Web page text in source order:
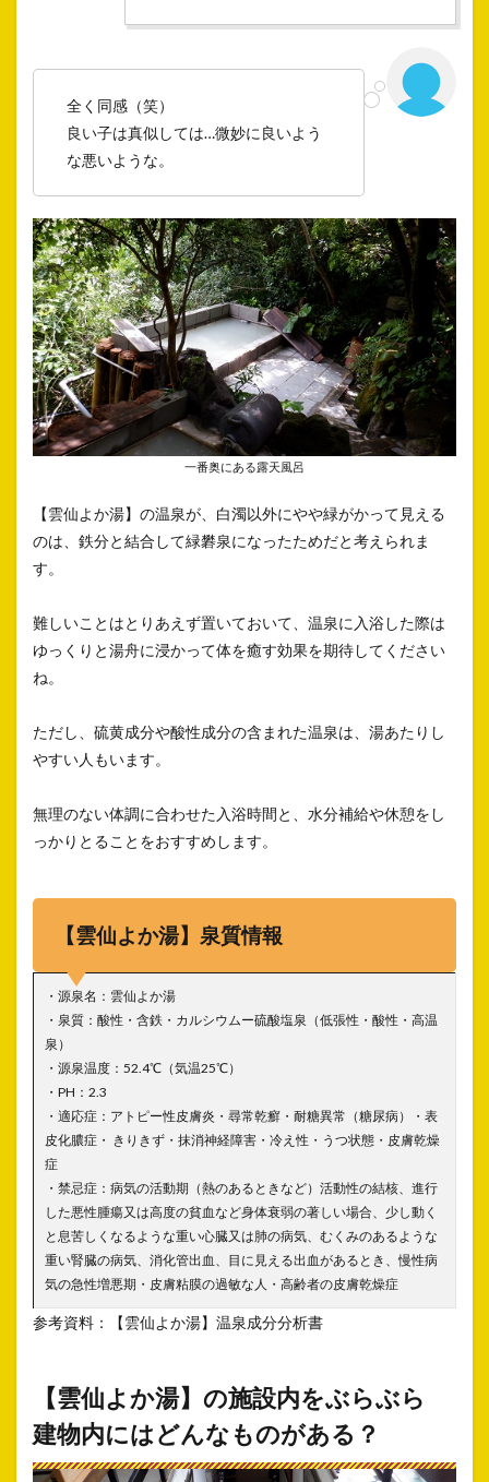
全く同感（笑）
良い子は真似しては…微妙に良いよう
な悪いような。
一番奥にある露天風呂
【雲仙よか湯】の温泉が、白濁以外にやや緑がかって見える
のは、鉄分と結合して緑礬泉になったためだと考えられま
す。
難しいことはとりあえず置いておいて、温泉に入浴した際は
ゆっくりと湯舟に浸かって体を癒す効果を期待してください
ね。
ただし、硫黄成分や酸性成分の含まれた温泉は、湯あたりし
やすい人もいます。
無理のない体調に合わせた入浴時間と、水分補給や休憩をし
っかりとることをおすすめします。
【雲仙よか湯】泉質情報
・源泉名：雲仙よか湯
・泉質：酸性・含鉄・カルシウムー硫酸塩泉（低張性・酸性・高温
泉）
・源泉温度：52.4℃（気温25℃）
・PH：2.3
・適応症：アトピー性皮膚炎・尋常乾癬・耐糖異常（糖尿病）・表
皮化膿症・ きりきず・抹消神経障害・冷え性・うつ状態・皮膚乾燥
症
・禁忌症：病気の活動期（熱のあるときなど）活動性の結核、進行
した悪性腫瘍又は高度の貧血など身体衰弱の著しい場合、少し動く
と息苦しくなるような重い心臓又は肺の病気、むくみのあるような
重い腎臓の病気、消化管出血、目に見える出血があるとき、慢性病
気の急性増悪期・皮膚粘膜の過敏な人・高齢者の皮膚乾燥症
参考資料：【雲仙よか湯】温泉成分分析書
【雲仙よか湯】の施設内をぶらぶら
建物内にはどんなものがある？